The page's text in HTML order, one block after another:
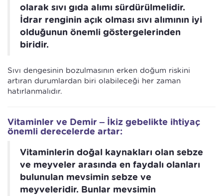
olarak sıvı gıda alımı sürdürülmelidir.
İdrar renginin açık olması sıvı alımının iyi
olduğunun önemli göstergelerinden
biridir.
Sıvı dengesinin bozulmasının erken doğum riskini
artıran durumlardan biri olabileceği her zaman
hatırlanmalıdır.
Vitaminler ve Demir – İkiz gebelikte ihtiyaç
önemli derecelerde artar:
Vitaminlerin doğal kaynakları olan sebze
ve meyveler arasında en faydalı olanları
bulunulan mevsimin sebze ve
meyveleridir. Bunlar mevsimin